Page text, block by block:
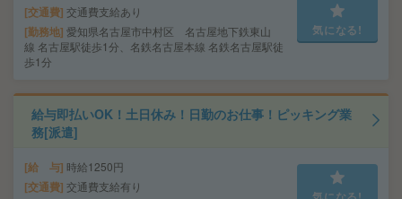
交通費 交通費支給あり
勤務地 愛知県名古屋市中村区 名古屋地下鉄東山
線 名古屋駅徒歩1分、名鉄名古屋本線 名鉄名古屋駅徒
歩1分
気になる!
給与即払いOK！土日休み！日勤のお仕事！ピッキング業
務[派遣]
給 与 時給1250円
交通費 交通費支給有り